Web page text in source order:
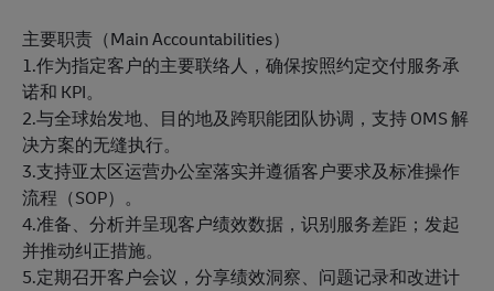
主要职责（Main Accountabilities）
1.作为指定客户的主要联络人，确保按照约定交付服务承
诺和 KPI。
2.与全球始发地、目的地及跨职能团队协调，支持 OMS 解
决方案的无缝执行。
3.支持亚太区运营办公室落实并遵循客户要求及标准操作
流程（SOP）。
4.准备、分析并呈现客户绩效数据，识别服务差距；发起
并推动纠正措施。
5.定期召开客户会议，分享绩效洞察、问题记录和改进计